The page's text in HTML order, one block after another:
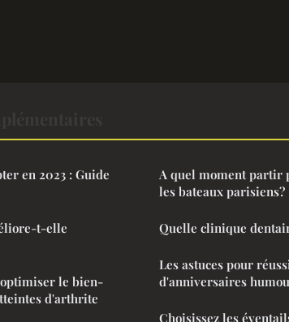
en 2023 : Guide
t-elle
le bien-
d'arthrite
A quel moment partir
les bateaux parisiens?
Quelle clinique
Les astuces pour
d'anniversaires
Choisissez les